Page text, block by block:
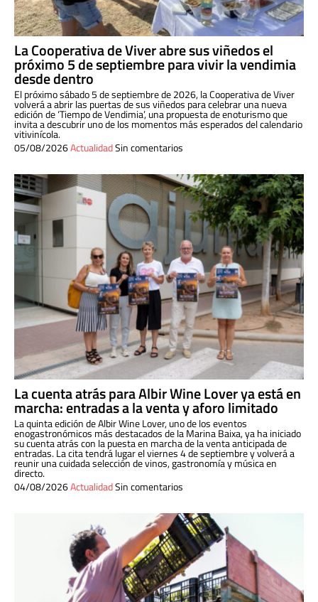
La Cooperativa de Viver abre sus viñedos el
próximo 5 de septiembre para vivir la vendimia
desde dentro
El próximo sábado 5 de septiembre de 2026, la Cooperativa de Viver
volverá a abrir las puertas de sus viñedos para celebrar una nueva
edición de ‘Tiempo de Vendimia’, una propuesta de enoturismo que
invita a descubrir uno de los momentos más esperados del calendario
vitivinícola.
05/08/2026ActualidadSin comentarios
La cuenta atrás para Albir Wine Lover ya está en
marcha: entradas a la venta y aforo limitado
La quinta edición de Albir Wine Lover, uno de los eventos
enogastronómicos más destacados de la Marina Baixa, ya ha iniciado
su cuenta atrás con la puesta en marcha de la venta anticipada de
entradas. La cita tendrá lugar el viernes 4 de septiembre y volverá a
reunir una cuidada selección de vinos, gastronomía y música en
directo.
04/08/2026ActualidadSin comentarios